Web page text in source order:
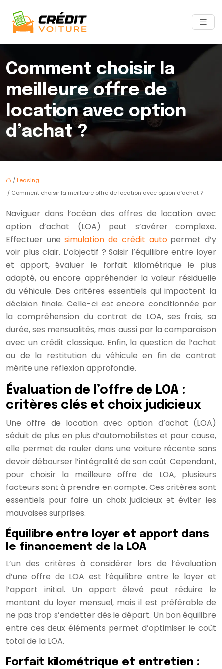
Comment choisir la
meilleure offre de
location avec option
d’achat ?
/ Leasing
/ Comment choisir la meilleure offre de location avec option d’achat ?
Naviguer dans l’océan des offres de location avec
option d’achat (LOA) peut s’avérer complexe.
Effectuer unesimulation de crédit autopermet d’y
voir plus clair. L’objectif ? Saisir l’équilibre entre loyer
et apport, évaluer le forfait kilométrique le plus
adapté, ou encore appréhender la valeur résiduelle
du véhicule. Des critères essentiels qui impactent la
décision finale. Celle-ci est encore conditionnée par
la compréhension du contrat de LOA, ses frais, sa
durée, ses mensualités, mais aussi par la comparaison
avec un crédit classique. Enfin, la question de l’achat
ou de la restitution du véhicule en fin de contrat
mérite une réflexion approfondie.
Évaluation de l’offre de LOA :
critères clés et choix judicieux
Une offre de location avec option d’achat (LOA)
séduit de plus en plus d’automobilistes et pour cause,
elle permet de rouler dans une voiture récente sans
devoir débourser l’intégralité de son coût. Cependant,
pour choisir la meilleure offre de LOA, plusieurs
facteurs sont à prendre en compte. Ces critères sont
essentiels pour faire un choix judicieux et éviter les
mauvaises surprises.
Équilibre entre loyer et apport dans
le financement de la LOA
L’un des critères à considérer lors de l’évaluation
d’une offre de LOA est l’équilibre entre le loyer et
l’apport initial. Un apport élevé peut réduire le
montant du loyer mensuel, mais il est préférable de
ne pas trop s’endetter dès le départ. Un bon équilibre
entre ces deux éléments permet d’optimiser le coût
total de la LOA.
Forfait kilométrique et entretien :